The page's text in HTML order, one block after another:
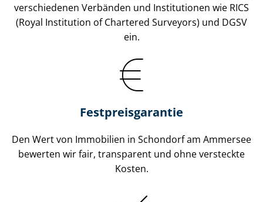
verschiedenen Verbänden und Institutionen wie RICS
(Royal Institution of Chartered Surveyors) und DGSV
ein.
Festpreis​garantie
Den Wert von Immobilien in Schondorf am Ammersee
bewerten wir fair, transparent und ohne versteckte
Kosten.